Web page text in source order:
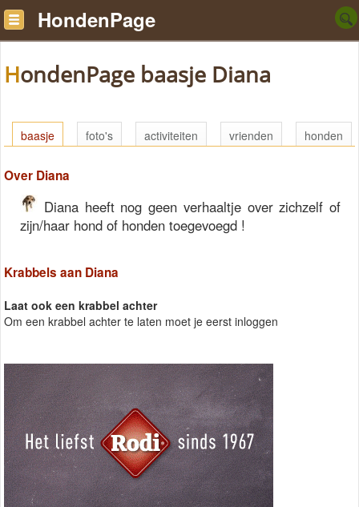
HondenPage
HondenPage baasje Diana
baasje foto's activiteiten vrienden honden
Over Diana
Diana heeft nog geen verhaaltje over zichzelf of
zijn/haar hond of honden toegevoegd !
Krabbels aan Diana
Laat ook een krabbel achter
Om een krabbel achter te laten moet je eerst inloggen